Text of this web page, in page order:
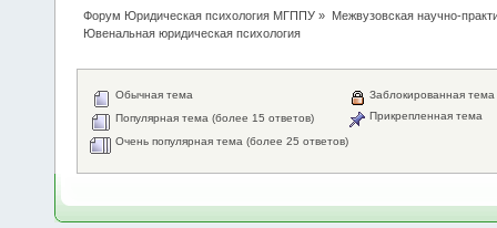
Форум Юридическая психология МГППУ » Межвузовская научно-
Ювенальная юридическая психология
Обычная тема
Популярная тема (более 15 ответов)
Очень популярная тема (более 25 ответов)
Заблокированная тема
Прикрепленная тема